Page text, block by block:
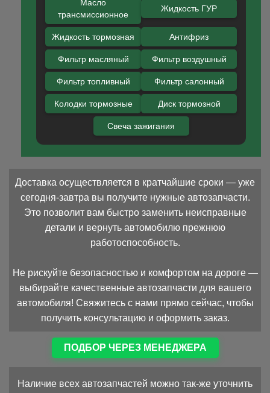
Масло
трансмиссионное
Жидкость ГУР
Жидкость тормозная Антифриз
Фильтр масляный Фильтр воздушный
Фильтр топливный Фильтр салонный
Колодки тормозные Диск тормозной
Свеча зажигания
Доставка осуществляется в кратчайшие сроки — уже
сегодня-завтра вы получите нужные автозапчасти.
Это позволит вам быстро заменить неисправные
детали и вернуть автомобилю прежнюю
работоспособность.
Не рискуйте безопасностью и комфортом на дороге —
выбирайте качественные автозапчасти для вашего
автомобиля! Свяжитесь с нами прямо сейчас, чтобы
получить консультацию и оформить заказ.
ПОДБОР ЧЕРЕЗ МЕНЕДЖЕРА
Наличие всех автозапчастей можно так-же уточнить